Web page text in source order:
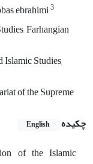
ebrahimi3
Farhangian
Studies,
of the Supreme
چکیده
English
of the Islamic